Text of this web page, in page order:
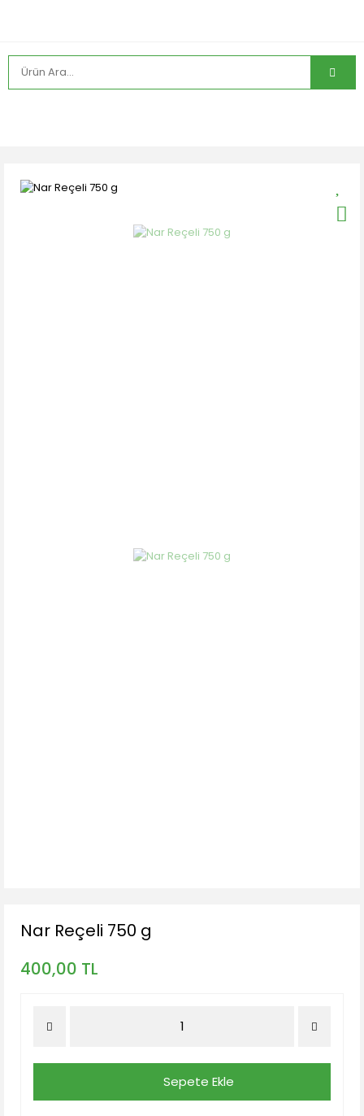
Nar Reçeli 750 g
400,00 TL
Sepete Ekle